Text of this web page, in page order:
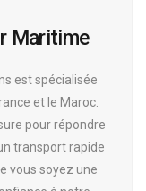
Maritime
est spécialisée
et le Maroc.
pour répondre
transport rapide
vous soyez une